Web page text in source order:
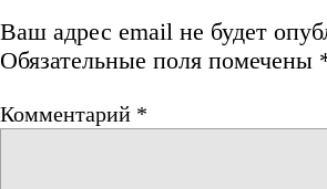
Ваш адрес email не будет
Обязательные поля помечены
Комментарий *